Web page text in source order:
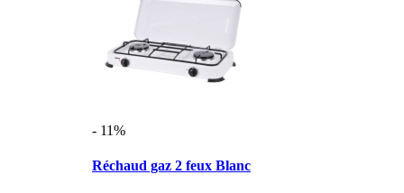
- 11%
Réchaud gaz 2 feux Blanc